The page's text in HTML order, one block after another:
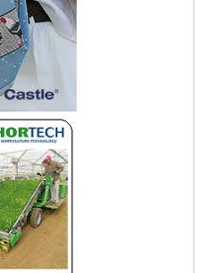
Krymptunnel Mini